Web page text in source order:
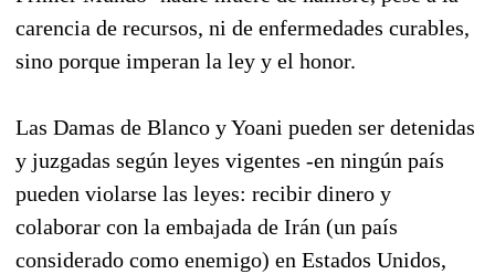
carencia de recursos, ni de enfermedades curables,
sino porque imperan la ley y el honor.
Las Damas de Blanco y Yoani pueden ser detenidas
y juzgadas según leyes vigentes -en ningún país
pueden violarse las leyes: recibir dinero y
colaborar con la embajada de Irán (un país
considerado como enemigo) en Estados Unidos,